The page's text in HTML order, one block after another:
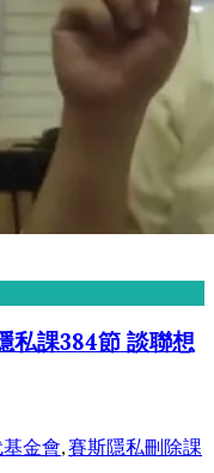
私課384節 談聯想
金會,賽斯隱私刪除課